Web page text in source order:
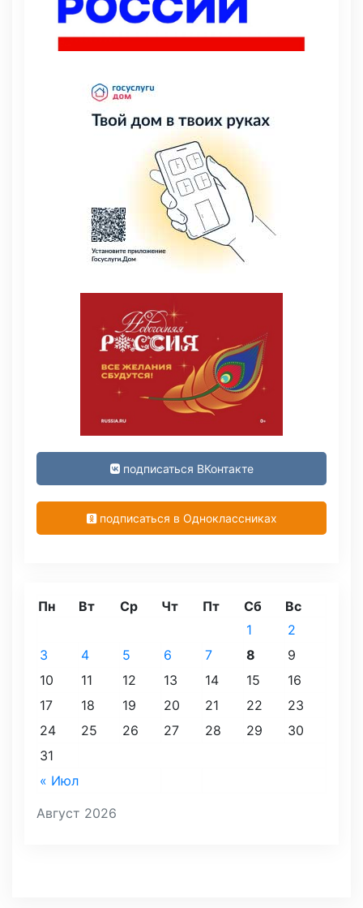
подписаться ВКонтакте
подписаться в Одноклассниках
Август 2026
Пн Вт Ср Чт Пт Сб Вс
« Июл
1
2
3
4 5 6 7 8
9
10
11 12 13 14 15
16
17
18 19 20 21 22
23
24
25 26 27 28 29
30
31